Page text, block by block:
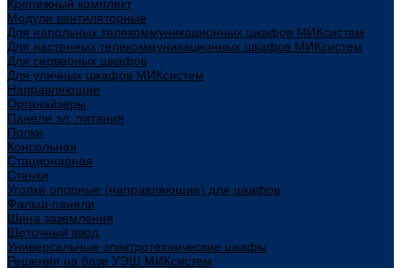
Крепежный комплект
Модули вентиляторные
Для напольных телекоммуникационных шкафов МИКсистем
Для настенных телекоммуникационных шкафов МИКсистем
Для серверных шкафов
Для уличных шкафов МИКсистем
Направляющие
Органайзеры
Панели эл. питания
Полки
Консольная
Стационарная
Стенки
Уголки опорные (направляющие) для шкафов
Фальш-панели
Шина заземления
Щеточный ввод
Универсальные электротехнические шкафы
Решения на базе УЭШ МИКсистем